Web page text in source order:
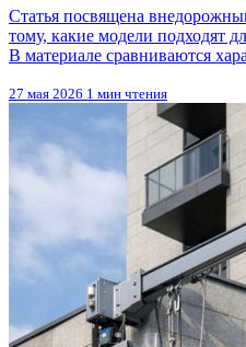
Статья посвящена
тому, какие модели подходят
В материале сравниваются
27 мая 2026 1 мин чтения